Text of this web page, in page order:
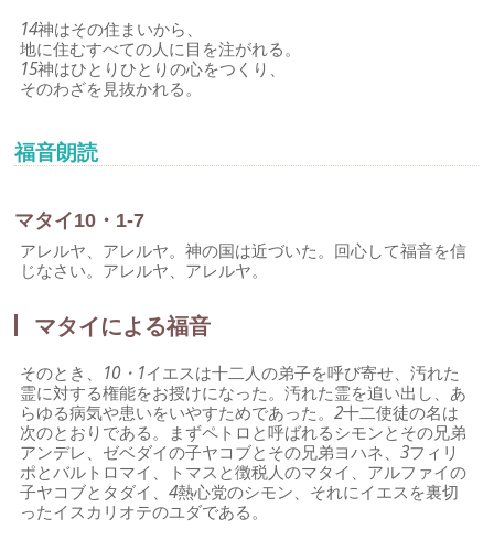
14神はその住まいから、
地に住むすべての人に目を注がれる。
15神はひとりひとりの心をつくり、
そのわざを見抜かれる。
福音朗読
マタイ10・1-7
アレルヤ、アレルヤ。神の国は近づいた。回心して福音を信
じなさい。アレルヤ、アレルヤ。
マタイによる福音
そのとき、 10・1イエスは十二人の弟子を呼び寄せ、汚れた
霊に対する権能をお授けになった。汚れた霊を追い出し、あ
らゆる病気や患いをいやすためであった。2十二使徒の名は
次のとおりである。まずペトロと呼ばれるシモンとその兄弟
アンデレ、ゼベダイの子ヤコブとその兄弟ヨハネ、3フィリ
ポとバルトロマイ、トマスと徴税人のマタイ、アルファイの
子ヤコブとタダイ、4熱心党のシモン、それにイエスを裏切
ったイスカリオテのユダである。